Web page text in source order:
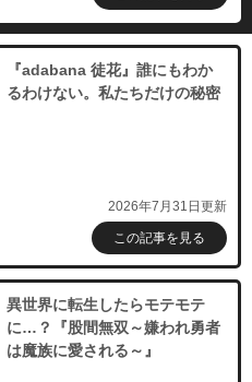
『adabana 徒花』誰にもわか
るわけない。私たちだけの秘密
2026年7月31日更新
この記事を見る
異世界に転生したらモテモテ
に…？『股間無双～嫌われ勇者
は魔族に愛される～』